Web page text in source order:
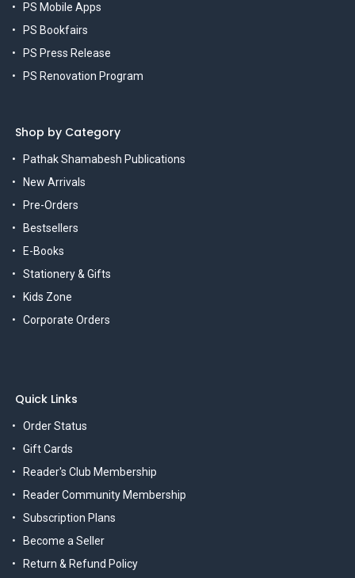
PS Mobile Apps
PS Bookfairs
PS Press Release
PS Renovation Program
Shop by Category
Pathak Shamabesh Publications
New Arrivals
Pre-Orders
Bestsellers
E-Books
Stationery & Gifts
Kids Zone
Corporate Orders
Quick Links
Order Status
Gift Cards
Reader's Club Membership
Reader Community Membership
Subscription Plans
Become a Seller
Return & Refund Policy